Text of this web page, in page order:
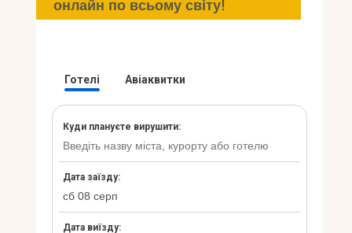
Контакти
онлайн по всьому світу!